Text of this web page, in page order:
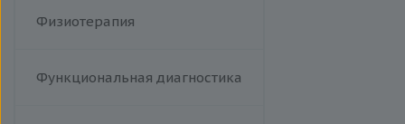
Физиотерапия
Функциональная диагностика